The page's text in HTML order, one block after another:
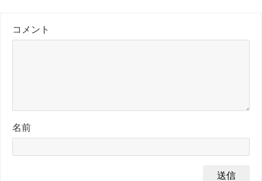
コメント
名前